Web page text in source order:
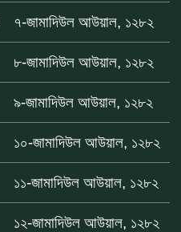
৭-জামাদিউল আউয়াল, ১২৮২
৮-জামাদিউল আউয়াল, ১২৮২
৯-জামাদিউল আউয়াল, ১২৮২
১০-জামাদিউল আউয়াল, ১২৮২
১১-জামাদিউল আউয়াল, ১২৮২
১২-জামাদিউল আউয়াল, ১২৮২